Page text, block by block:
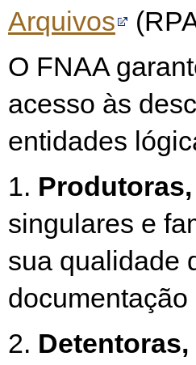
Arquivos
O FNAA
acesso às
entidades
1. Produtoras,
singulares e
sua qualidade
documentação
2. Detentoras,